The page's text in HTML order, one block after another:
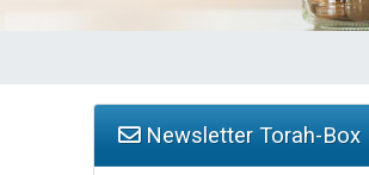
Newsletter Torah-Box